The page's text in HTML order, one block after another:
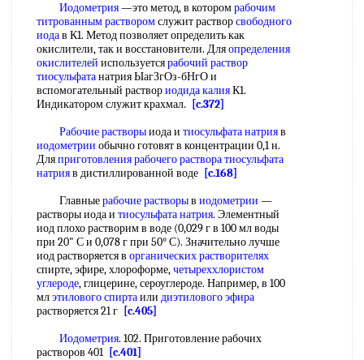
Иодометрия—это метод, в которомрабочим
титрованным растворомслужит растворсвободного
иодав К1. Метод позволяет определить как
окислители, так и восстановители. Дляопределения
окислителей используетсярабочий раствор
тиосульфатанатрия ЫагЗгОз-бНгО и
вспомогательный раствориодида калияК1.
Индикатором служит крахмал.
[c.372]
Рабочие растворыиода и тиосульфата натрияв
иодометрии обычно готовят в концентрации 0,1 н.
Дляприготовления рабочего раствора тиосульфата
натрияв дистиллированной воде [c.168]
Главныерабочие растворыв иодометрии —
растворы иода и тиосульфата натрия. Элементный
иод плохо растворим в воде (0,029 г в 100 мл воды
при 20" С и 0,078 г при 50° С). Значительно лучше
иод растворяется в органических растворителях
спирте, эфире, хлороформе,четыреххлористом
углероде, глицерине, сероуглероде. Например, в 100
млэтилового спиртаили диэтилового эфира
растворяется 21 г [c.405]
Иодометрия. 102. Приготовление рабочих
растворов 401 [c.401]